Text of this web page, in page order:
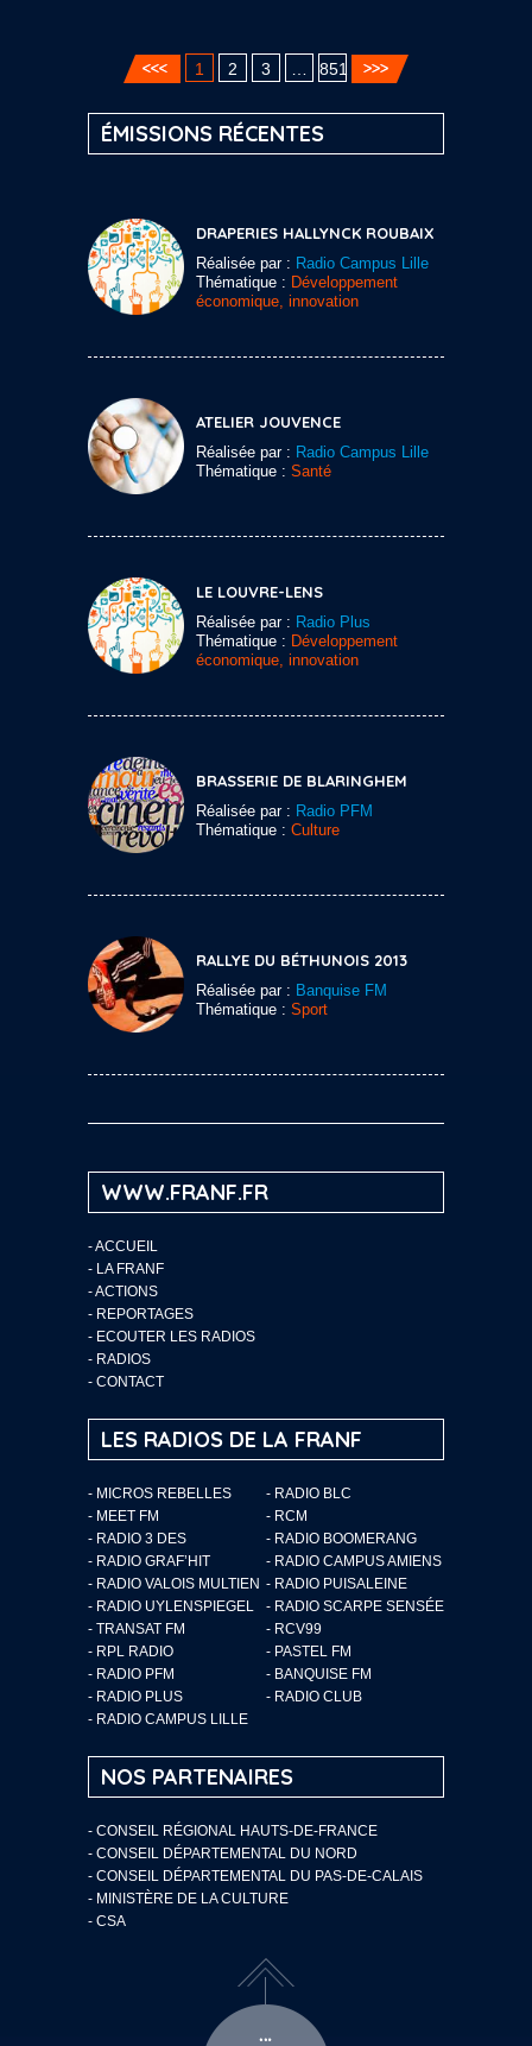
1 2 3 851
ÉMISSIONS RÉCENTES
DRAPERIES HALLYNCK ROUBAIX
Réalisée par : Radio Campus Lille
Thématique : Développement
économique, innovation
ATELIER JOUVENCE
Réalisée par : Radio Campus Lille
Thématique : Santé
LE LOUVRE-LENS
Réalisée par : Radio Plus
Thématique : Développement
économique, innovation
BRASSERIE DE BLARINGHEM
Réalisée par : Radio PFM
Thématique : Culture
RALLYE DU BÉTHUNOIS 2013
Réalisée par : Banquise FM
Thématique : Sport
WWW.FRANF.FR
-ACCUEIL
- LA FRANF
-ACTIONS
- REPORTAGES
- ECOUTER LES RADIOS
- RADIOS
- CONTACT
LES RADIOS DE LA FRANF
- MICROS REBELLES
- RADIO BLC
- MEET FM
- RCM
- RADIO 3 DES
- RADIO BOOMERANG
- RADIO GRAF’HIT
- RADIO CAMPUS AMIENS
- RADIO VALOIS MULTIEN - RADIO PUISALEINE
- RADIO UYLENSPIEGEL
- RADIO SCARPE SENSÉE
- TRANSAT FM
- RCV99
- RPL RADIO
- PASTEL FM
- RADIO PFM
- BANQUISE FM
- RADIO PLUS
- RADIO CLUB
- RADIO CAMPUS LILLE
NOS PARTENAIRES
- CONSEIL RÉGIONAL HAUTS-DE-FRANCE
- CONSEIL DÉPARTEMENTAL DU NORD
- CONSEIL DÉPARTEMENTAL DU PAS-DE-CALAIS
- MINISTÈRE DE LA CULTURE
- CSA